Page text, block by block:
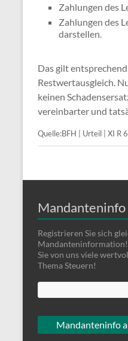
Zahlungen des
Zahlungen des
darstellen.
Das gilt
Restwertausgleich.
keinen
vereinbarter und
Quelle:BFH | Urteil | XI
Registrieren Sie sich
Sie von uns viele
Thema Steuern!